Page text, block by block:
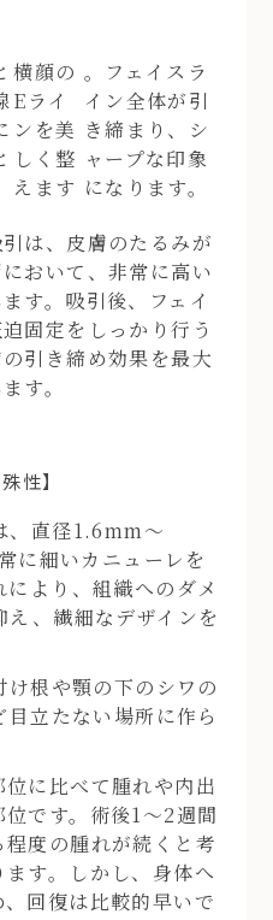
横顔の
Eライ
ンを美
しく整
えます
。フェイスラ
イン全体が引
き締まり、シ
ャープな印象
になります。
は、皮膚のたるみが
おいて、非常に高い
す。吸引後、フェイ
固定をしっかり行う
引き締め効果を最大
す。
性】
、直径1.6mm〜
に細いカニューレを
より、組織へのダメ
え、繊細なデザインを
け根や顎の下のシワの
立たない場所に作ら
に比べて腫れや内出
です。術後1〜2週間
度の腫れが続くと考
す。しかし、身体へ
回復は比較的早いで